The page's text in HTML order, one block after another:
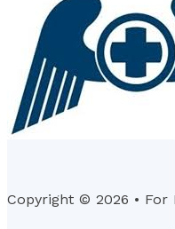
Copyright © 2026 • For